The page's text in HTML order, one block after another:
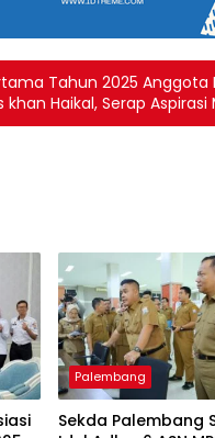
Tahun 2025 Anggota
Haikal, Serap
Palembang
Sekda Palembang